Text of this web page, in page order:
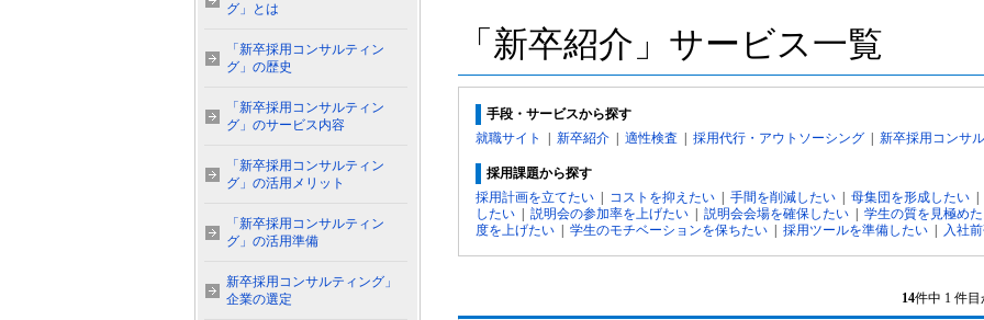
「新卒紹介」サービス一覧
手段・サービスから探す
就職サイト
新卒紹介 適性検査 採用代行・アウトソーシング 新卒採用コンサ
採用課題から探す
採用計画を立てたい
コストを抑えたい 手間を削減したい 母集団を形成したい
したい
説明会の参加率を上げたい 説明会会場を確保したい
学生の質を見極め
度を上げたい
学生のモチベーションを保ちたい 採用ツールを準備したい 入社
14件中 1 件
グ」とは
「新卒採用コンサルティン
グ」の歴史
「新卒採用コンサルティン
グ」のサービス内容
「新卒採用コンサルティン
グ」の活用メリット
「新卒採用コンサルティン
グ」の活用準備
新卒採用コンサルティング」
企業の選定